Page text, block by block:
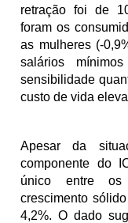
retração foi de
foram os
as mulheres (-
salários
sensibilidade
custo de vida
Apesar da
componente do
único entre os
crescimento
4,2%. O dado